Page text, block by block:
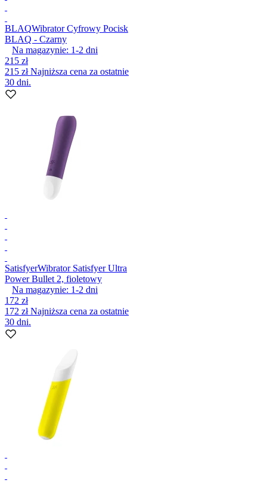
BLAQWibrator Cyfrowy Pocisk
BLAQ - Czarny
Na magazynie: 1-2 dni
215 zł
215 złNajniższa cena za ostatnie
30 dni.
SatisfyerWibrator Satisfyer Ultra
Power Bullet 2, fioletowy
Na magazynie: 1-2 dni
172 zł
172 złNajniższa cena za ostatnie
30 dni.